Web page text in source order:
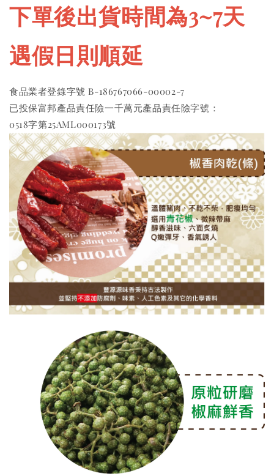
下單後出貨時間為3~7天
遇假日則順延
食品業者登錄字號 B-186767066-00002-7
已投保富邦產品責任險一千萬元產品責任險字號：
0518字第25AML000173號